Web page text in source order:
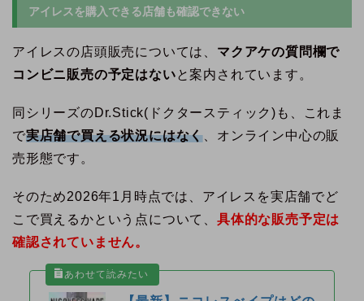
アイレスを購入できる店舗も確認できない
アイレスの店頭販売については、 マクアケの質問欄で
コンビニ販売の予定はないと案内されています。
同シリーズのDr.Stick(ドクタースティック)も、これま
で実店舗で買える状況にはなく 、オンライン中心の販
売形態です。
そのため2026年1月時点では、アイレスを実店舗でど
こで買えるかという点について、 具体的な販売予定は
確認されていません。